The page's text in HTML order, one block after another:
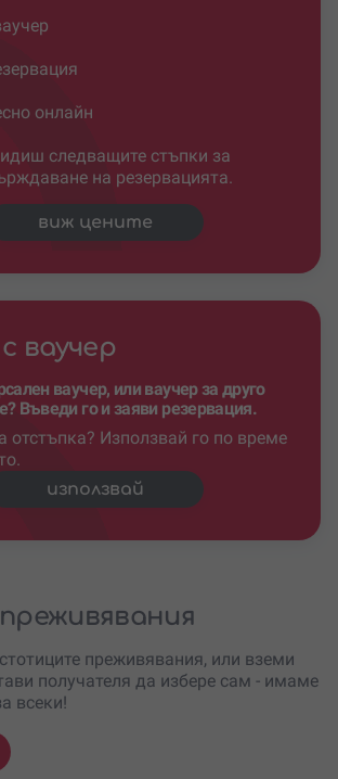
онлайн
следващите стъпки за
на резервацията.
виж цените
ваучер
ваучер, или ваучер за друго
Въведи го и заяви резервация.
Използвай го по време
използвай
преживявания, или вземи
получателя да избере сам - имаме
всеки!